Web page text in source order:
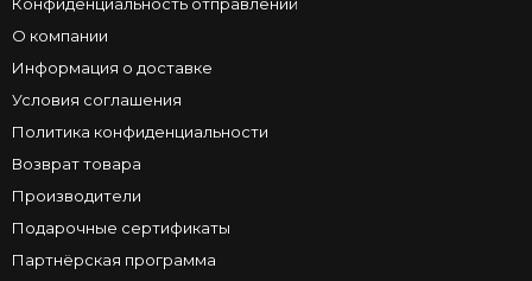
О компании
Информация о доставке
Условия соглашения
Политика конфиденциальности
Возврат товара
Производители
Подарочные сертификаты
Партнёрская программа